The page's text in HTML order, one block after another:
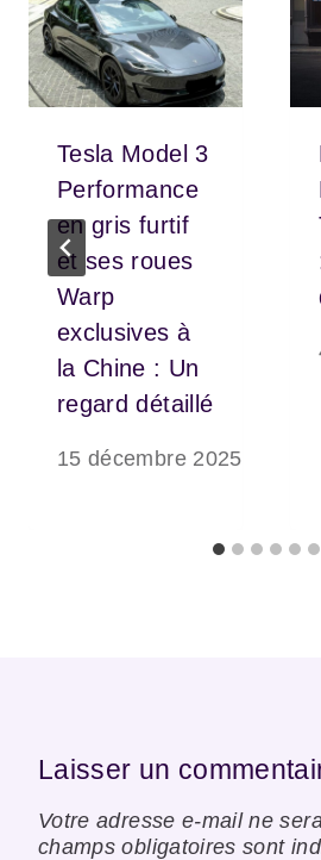
Tesla Model 3
Performance
en gris furtif
et ses roues
Warp
exclusives à
la Chine : Un
regard détaillé
15 décembre 2025
Laisser un
Votre adresse e-mail ne
champs obligatoires sont